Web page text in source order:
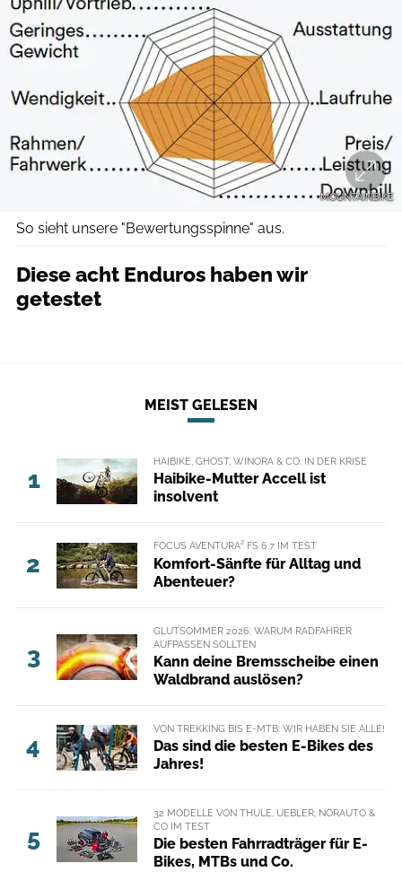
MOUNTAINBIKE
So sieht unsere "Bewertungsspinne" aus.
Diese acht Enduros haben wir
getestet
MEIST GELESEN
1
HAIBIKE, GHOST, WINORA & CO. IN DER KRISE
Haibike-Mutter Accell ist
insolvent
2
FOCUS AVENTURA² FS 6.7 IM TEST
Komfort-Sänfte für Alltag und
Abenteuer?
3
GLUTSOMMER 2026: WARUM RADFAHRER
AUFPASSEN SOLLTEN
Kann deine Bremsscheibe einen
Waldbrand auslösen?
4
VON TREKKING BIS E-MTB: WIR HABEN SIE ALLE!
Das sind die besten E-Bikes des
Jahres!
5
32 MODELLE VON THULE, UEBLER, NORAUTO &
CO IM TEST
Die besten Fahrradträger für E-
Bikes, MTBs und Co.